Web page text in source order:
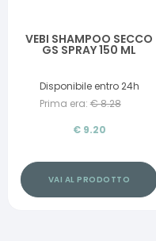
VEBI SHAMPOO SECCO
GS SPRAY 150 ML
Disponibile entro 24h
Prima era: €8.28
€ 9.20
VAI AL PRODOTTO